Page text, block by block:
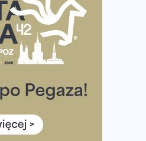
się w bieganiu?
które warto włączyć do
się na weekend z
Warszawskiego.
uczestników
– praktyczny